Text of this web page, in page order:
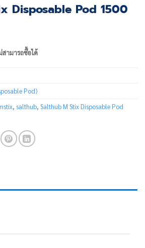
Disposable Pod 1500
ามารถซื้อได้
Pod)
, salthub, Salthub M Stix Disposable Pod